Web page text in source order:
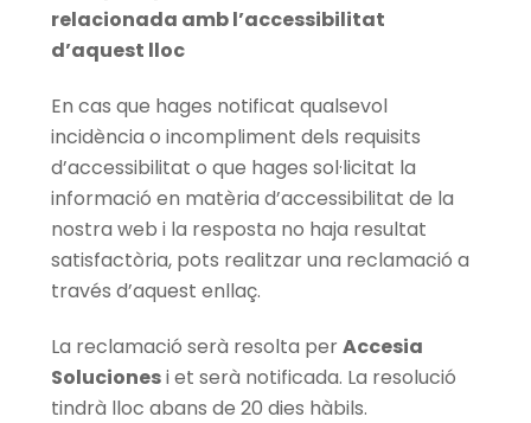
relacionada amb l’accessibilitat
d’aquest lloc
En cas que hages notificat qualsevol
incidència o incompliment dels requisits
d’accessibilitat o que hages sol·licitat la
informació en matèria d’accessibilitat de la
nostra web i la resposta no haja resultat
satisfactòria, pots realitzar una reclamació a
través d’aquest enllaç.
La reclamació serà resolta perAccesia
Solucionesi et serà notificada. La resolució
tindrà lloc abans de 20 dies hàbils.